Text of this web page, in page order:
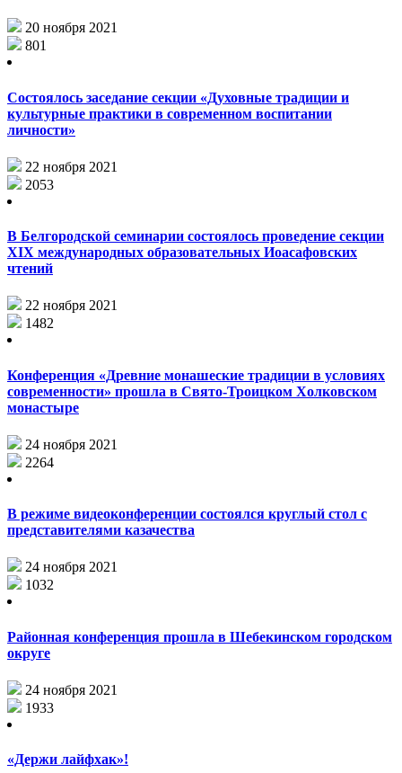
20 ноября 2021
801
Состоялось заседание секции «Духовные традиции и
культурные практики в современном воспитании
личности»
22 ноября 2021
2053
В Белгородской семинарии состоялось проведение секции
XIX международных образовательных Иоасафовских
чтений
22 ноября 2021
1482
Конференция «Древние монашеские традиции в условиях
современности» прошла в Свято-Троицком Холковском
монастыре
24 ноября 2021
2264
В режиме видеоконференции состоялся круглый стол с
представителями казачества
24 ноября 2021
1032
Районная конференция прошла в Шебекинском городском
округе
24 ноября 2021
1933
«Держи лайфхак»!